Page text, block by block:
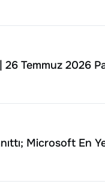
Temmuz 2026
Microsoft En